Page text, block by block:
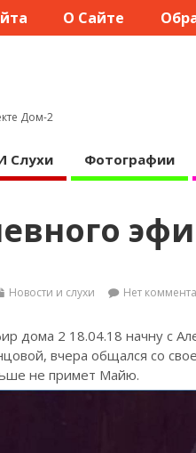
О Сайте
Дом-2
Слухи Фотографии
Новости и слухи Нет
дома 2 18.04.18 начну с
вчера общался со
не примет Майю.